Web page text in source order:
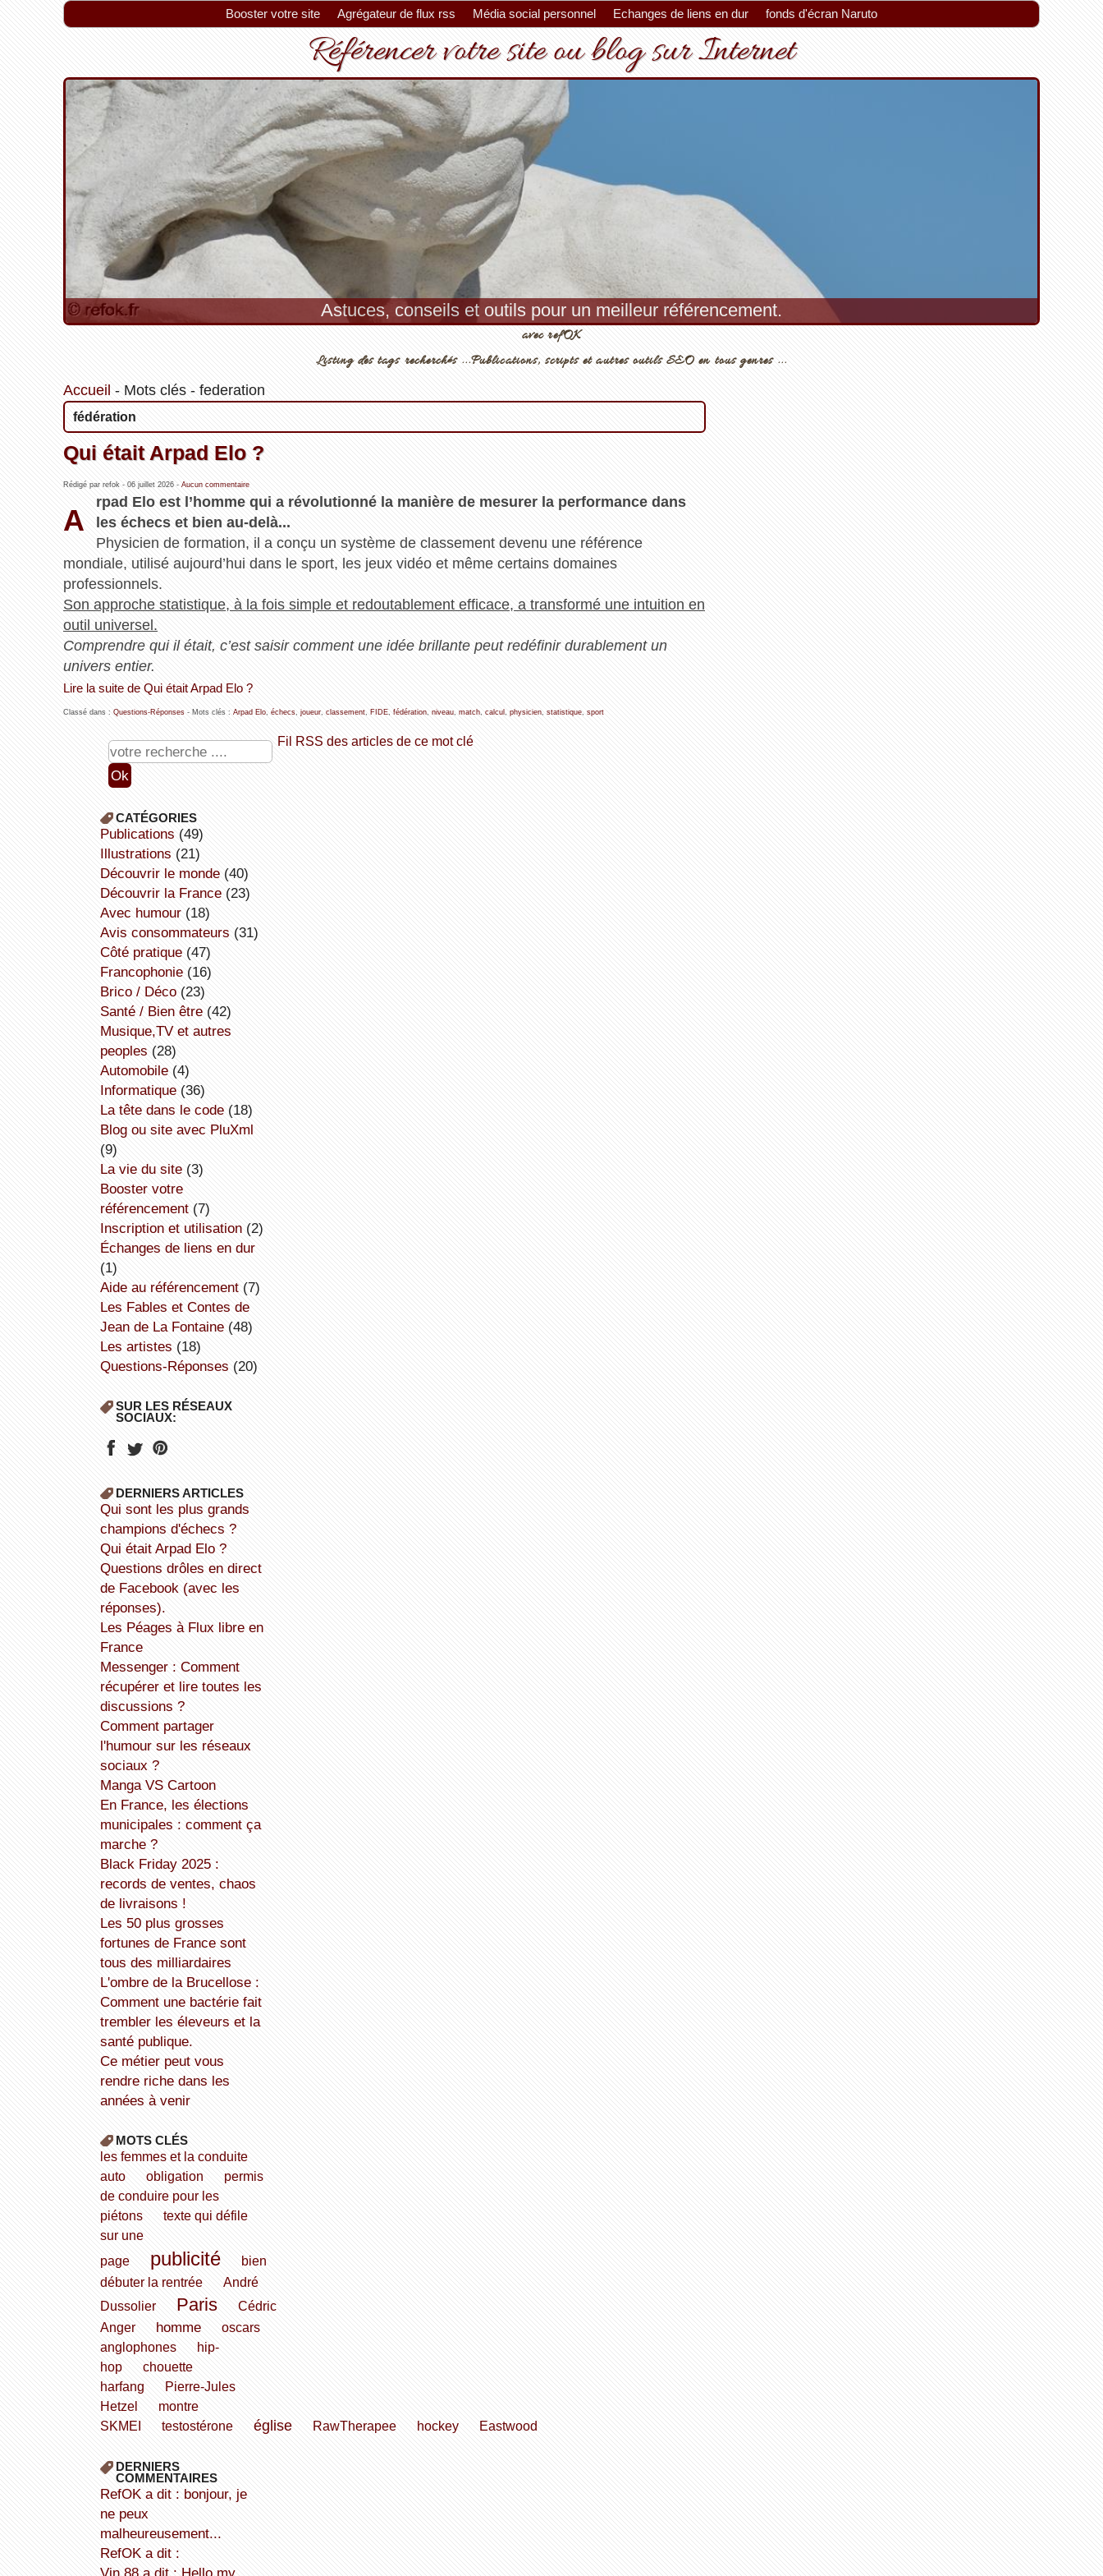
Booster votre site Agrégateur de flux rss Média social personnel Echanges de liens en dur fonds d'écran Naruto
Référencer votre site ou blog sur Internet
Astuces, conseils et outils pour un meilleur référencement.
avec refOK
Listing des tags recherchés ...Publications, scripts et autres outils SEO en tous genres ...
Accueil - Mots clés- federation
fédération
Qui était Arpad Elo ?
Rédigé par refok - 06 juillet 2026- Aucun commentaire
A
rpad Elo est l’homme qui a révolutionné la manière de mesurer la performance dans
les échecs et bien au‑delà...
Physicien de formation, il a conçu un système de classement devenu une référence
mondiale, utilisé aujourd’hui dans le sport, les jeux vidéo et même certains domaines
professionnels.
Son approche statistique, à la fois simple et redoutablement efficace, a transformé une intuition en
outil universel.
Comprendre qui il était, c’est saisir comment une idée brillante peut redéfinir durablement un
univers entier.
Lire la suite de Qui était Arpad Elo ?
Classé dans : Questions-Réponses- Mots clés : Arpad Elo, échecs, joueur, classement, FIDE, fédération, niveau, match, calcul , physicien, statistique, sport
Fil RSS des articles de ce mot clé
CATÉGORIES
publications (49)
illustrations (21)
découvrir le monde(40)
découvrir la France(23)
avec humour(18)
avis consommateurs (31)
côté pratique(47)
Francophonie(16)
Brico / Déco(23)
Santé / Bien être(42)
Musique,TV et autres
peoples (28)
Automobile(4)
informatique(36)
la tête dans le code(18)
Blog ou site avec PluXml
(9)
la vie du site(3)
booster votre
référencement(7)
inscription et utilisation(2)
échanges de liens en dur
(1)
aide au référencement(7)
Les Fables et Contes de
Jean de La Fontaine(48)
Les artistes (18)
Questions-Réponses (20)
SUR LES RÉSEAUX
SOCIAUX:
DERNIERS ARTICLES
Qui sont les plus grands
champions d'échecs ?
Qui était Arpad Elo ?
Questions drôles en direct
de Facebook (avec les
réponses).
Les Péages à Flux libre en
France
Messenger : Comment
récupérer et lire toutes les
discussions ?
Comment partager
l'humour sur les réseaux
sociaux ?
Manga VS Cartoon
En France, les élections
municipales : comment ça
marche ?
Black Friday 2025 :
records de ventes, chaos
de livraisons !
Les 50 plus grosses
fortunes de France sont
tous des milliardaires
L'ombre de la Brucellose :
Comment une bactérie fait
trembler les éleveurs et la
santé publique.
Ce métier peut vous
rendre riche dans les
années à venir
MOTS CLÉS
les femmes et la conduite
auto
obligation
permis
de conduire pour les
piétons
texte qui défile
sur une
page
publicité
bien
débuter la rentrée
André
Dussolier
Paris
Cédric
Anger
homme
oscars
anglophones
hip-
hop
chouette
harfang
Pierre-Jules
Hetzel
montre
SKMEI
testostérone église RawTherapee hockey Eastwood
DERNIERS
COMMENTAIRES
refOK a dit : bonjour, je
ne peux
malheureusement...
refOK a dit :